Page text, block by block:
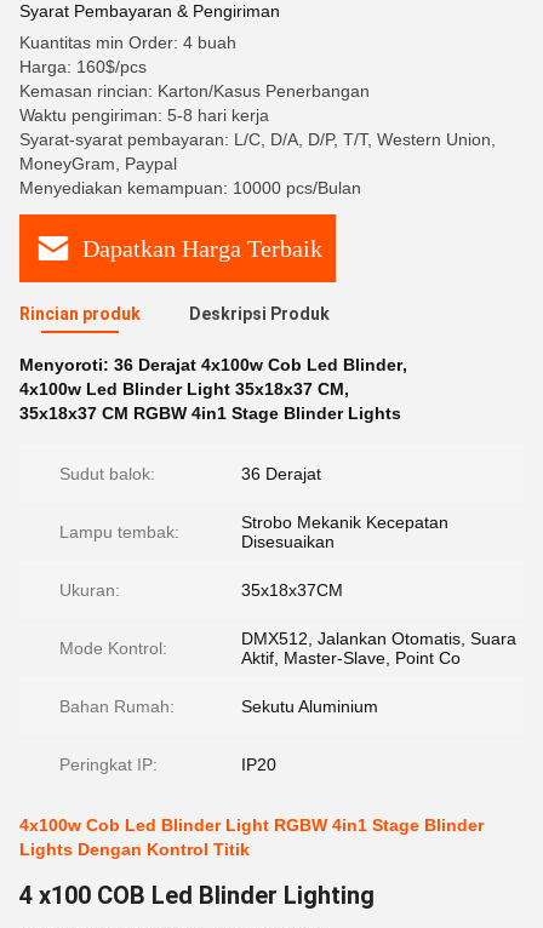
Syarat Pembayaran & Pengiriman
Kuantitas min Order: 4 buah
Harga: 160$/pcs
Kemasan rincian: Karton/Kasus Penerbangan
Waktu pengiriman: 5-8 hari kerja
Syarat-syarat pembayaran: L/C, D/A, D/P, T/T, Western Union,
MoneyGram, Paypal
Menyediakan kemampuan: 10000 pcs/Bulan
Dapatkan Harga Terbaik
Rincian produk Deskripsi Produk
Menyoroti: 36 Derajat 4x100w Cob Led Blinder,
4x100w Led Blinder Light 35x18x37 CM,
35x18x37 CM RGBW 4in1 Stage Blinder Lights
Sudut balok: 36 Derajat
Lampu tembak:
Strobo Mekanik Kecepatan
Disesuaikan
Ukuran: 35x18x37CM
Mode Kontrol:
DMX512, Jalankan Otomatis, Suara
Aktif, Master-Slave, Point Co
Bahan Rumah: Sekutu Aluminium
Peringkat IP: IP20
4x100w Cob Led Blinder Light RGBW 4in1 Stage Blinder
Lights Dengan Kontrol Titik
4 x100 COB Led Blinder Lighting